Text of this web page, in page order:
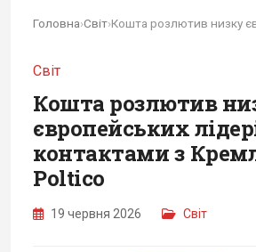
Головна›Світ›
Світ
Кошта розлютив
європейських
контактами з
Poltico
19 червня 2026 Світ